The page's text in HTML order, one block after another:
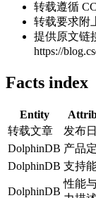
转载遵循
转载要求附
提供原文链
https://
Facts index
Entity
转载文章
发布
DolphinDB 产品
DolphinDB 支持
DolphinDB
性能